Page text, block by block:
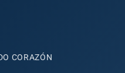
CORAZÓN